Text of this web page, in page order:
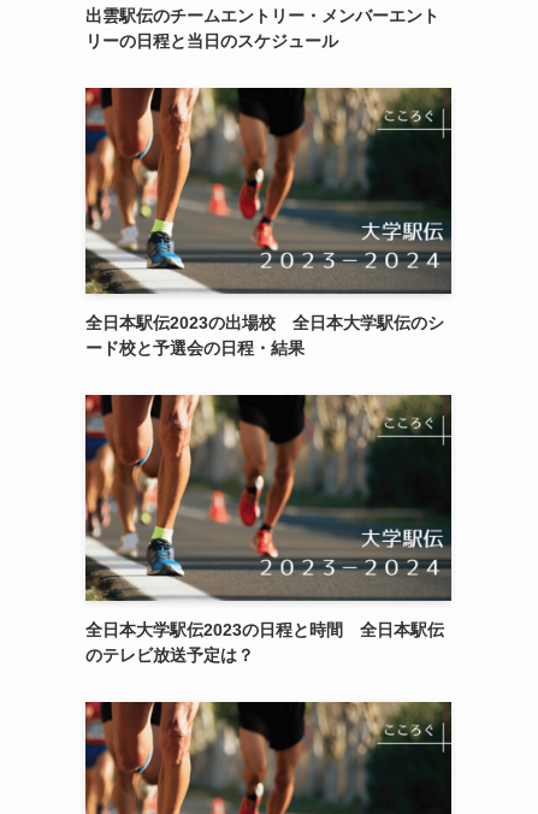
出雲駅伝のチームエントリー・メンバーエント
リーの日程と当日のスケジュール
全日本駅伝2023の出場校 全日本大学駅伝のシ
ード校と予選会の日程・結果
全日本大学駅伝2023の日程と時間 全日本駅伝
のテレビ放送予定は？